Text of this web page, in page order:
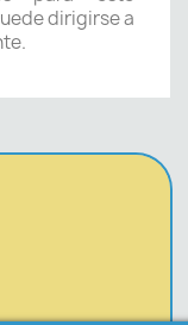
dirigirse a